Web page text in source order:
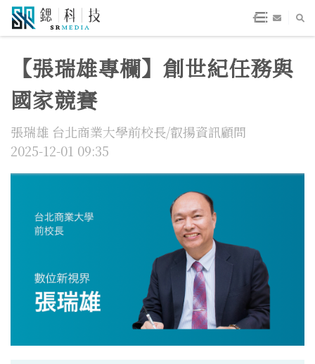
【張瑞雄專欄】創世紀任務與
國家競賽
張瑞雄 台北商業大學前校長/叡揚資訊顧問
2025-12-01 09:35